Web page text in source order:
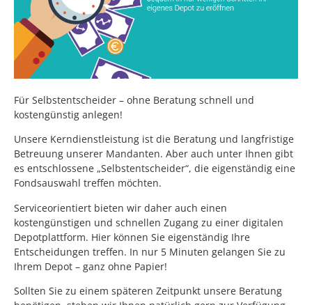
Für Selbstentscheider – ohne Beratung schnell und
kostengünstig anlegen!
Unsere Kerndienstleistung ist die Beratung und langfristige
Betreuung unserer Mandanten. Aber auch unter Ihnen gibt
es entschlossene „Selbstentscheider“, die eigenständig eine
Fondsauswahl treffen möchten.
Serviceorientiert bieten wir daher auch einen
kostengünstigen und schnellen Zugang zu einer digitalen
Depotplattform. Hier können Sie eigenständig Ihre
Entscheidungen treffen. In nur 5 Minuten gelangen Sie zu
Ihrem Depot – ganz ohne Papier!
Sollten Sie zu einem späteren Zeitpunkt unsere Beratung